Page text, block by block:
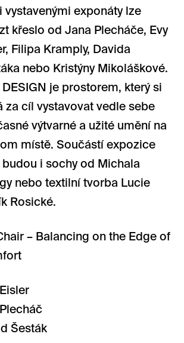
vystavenými exponáty lze
křeslo od Jana Plecháče, Evy
Filipa Kramply, Davida
nebo Kristýny Mikoláškové.
DESIGN je prostorem, který si
za cíl vystavovat vedle sebe
výtvarné a užité umění na
místě. Součástí expozice
budou i sochy od Michala
nebo textilní tvorba Lucie
Rosické.
– Balancing on the Edge of
Šesták